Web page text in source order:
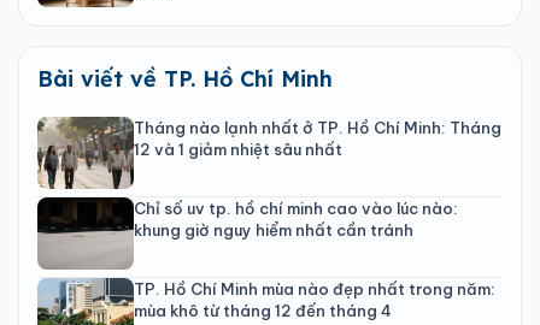
Bài viết về TP. Hồ Chí Minh
Tháng nào lạnh nhất ở TP. Hồ Chí Minh: Tháng
12 và 1 giảm nhiệt sâu nhất
Chỉ số uv tp. hồ chí minh cao vào lúc nào:
khung giờ nguy hiểm nhất cần tránh
TP. Hồ Chí Minh mùa nào đẹp nhất trong năm:
mùa khô từ tháng 12 đến tháng 4